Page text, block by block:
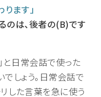
ります」
のは、後者の(B)です
と日常会話で使った
しょう。日常会話で
した言葉を急に使う